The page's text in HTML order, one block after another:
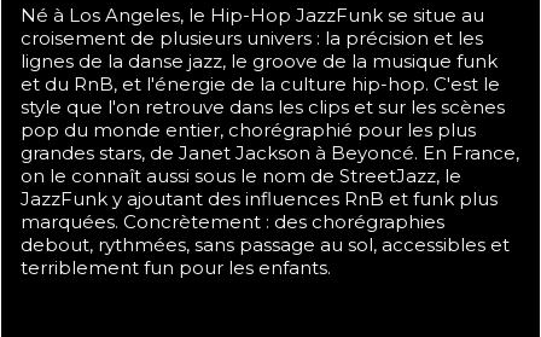
Né à Los Angeles, le Hip-Hop JazzFunk se situe au
croisement de plusieurs univers : la précision et les
lignes de la danse jazz, le groove de la musique funk
et du RnB, et l'énergie de la culture hip-hop. C'est le
style que l'on retrouve dans les clips et sur les scènes
pop du monde entier, chorégraphié pour les plus
grandes stars, de Janet Jackson à Beyoncé. En France,
on le connaît aussi sous le nom de StreetJazz, le
JazzFunk y ajoutant des influences RnB et funk plus
marquées. Concrètement : des chorégraphies
debout, rythmées, sans passage au sol, accessibles et
terriblement fun pour les enfants.